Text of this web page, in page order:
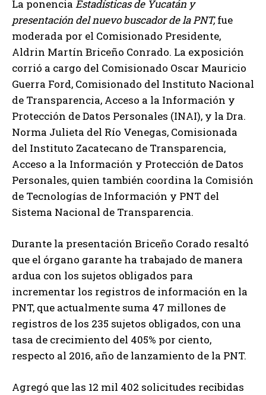
La ponencia Estadísticas de Yucatán y
presentación del nuevo buscador de la PNT,fue
moderada por el Comisionado Presidente,
Aldrin Martín Briceño Conrado. La exposición
corrió a cargo del Comisionado Oscar Mauricio
Guerra Ford, Comisionado del Instituto Nacional
de Transparencia, Acceso a la Información y
Protección de Datos Personales (INAI), y la Dra.
Norma Julieta del Río Venegas, Comisionada
del Instituto Zacatecano de Transparencia,
Acceso a la Información y Protección de Datos
Personales, quien también coordina la Comisión
de Tecnologías de Información y PNT del
Sistema Nacional de Transparencia.
Durante la presentación Briceño Corado resaltó
que el órgano garante ha trabajado de manera
ardua con los sujetos obligados para
incrementar los registros de información en la
PNT, que actualmente suma 47 millones de
registros de los 235 sujetos obligados, con una
tasa de crecimiento del 405% por ciento,
respecto al 2016, año de lanzamiento de la PNT.
Agregó que las 12 mil 402 solicitudes recibidas